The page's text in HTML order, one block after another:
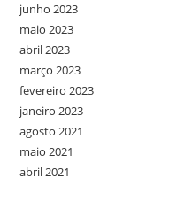
junho 2023
maio 2023
abril 2023
março 2023
fevereiro 2023
janeiro 2023
agosto 2021
maio 2021
abril 2021